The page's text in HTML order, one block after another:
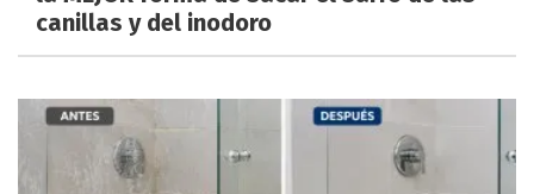
canillas y del inodoro